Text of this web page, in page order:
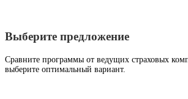
Выберите предложение
Сравните программы от ведущих страховых
выберите оптимальный вариант.